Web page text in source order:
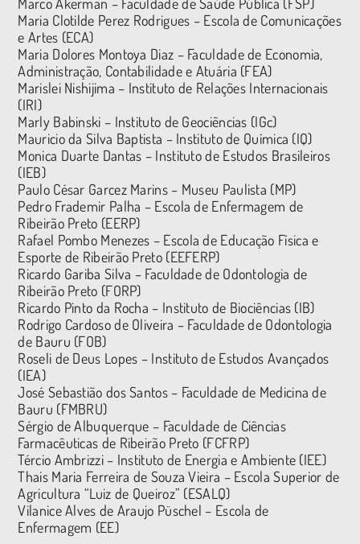
Maria Clotilde Perez Rodrigues – Escola de Comunicações
e Artes (ECA)
Maria Dolores Montoya Diaz – Faculdade de Economia,
Administração, Contabilidade e Atuária (FEA)
Marislei Nishijima – Instituto de Relações Internacionais
(IRI)
Marly Babinski – Instituto de Geociências (IGc)
Mauricio da Silva Baptista – Instituto de Química (IQ)
Monica Duarte Dantas – Instituto de Estudos Brasileiros
(IEB)
Paulo César Garcez Marins – Museu Paulista (MP)
Pedro Frademir Palha – Escola de Enfermagem de
Ribeirão Preto (EERP)
Rafael Pombo Menezes – Escola de Educação Física e
Esporte de Ribeirão Preto (EEFERP)
Ricardo Gariba Silva – Faculdade de Odontologia de
Ribeirão Preto (FORP)
Ricardo Pinto da Rocha – Instituto de Biociências (IB)
Rodrigo Cardoso de Oliveira – Faculdade de Odontologia
de Bauru (FOB)
Roseli de Deus Lopes – Instituto de Estudos Avançados
(IEA)
José Sebastião dos Santos – Faculdade de Medicina de
Bauru (FMBRU)
Sérgio de Albuquerque – Faculdade de Ciências
Farmacêuticas de Ribeirão Preto (FCFRP)
Tércio Ambrizzi – Instituto de Energia e Ambiente (IEE)
Thais Maria Ferreira de Souza Vieira – Escola Superior de
Agricultura “Luiz de Queiroz” (ESALQ)
Vilanice Alves de Araujo Püschel – Escola de
Enfermagem (EE)